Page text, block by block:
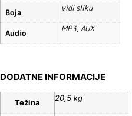
Boja vidi sliku
Audio MP3, AUX
DODATNE INFORMACIJE
Težina 20,5 kg